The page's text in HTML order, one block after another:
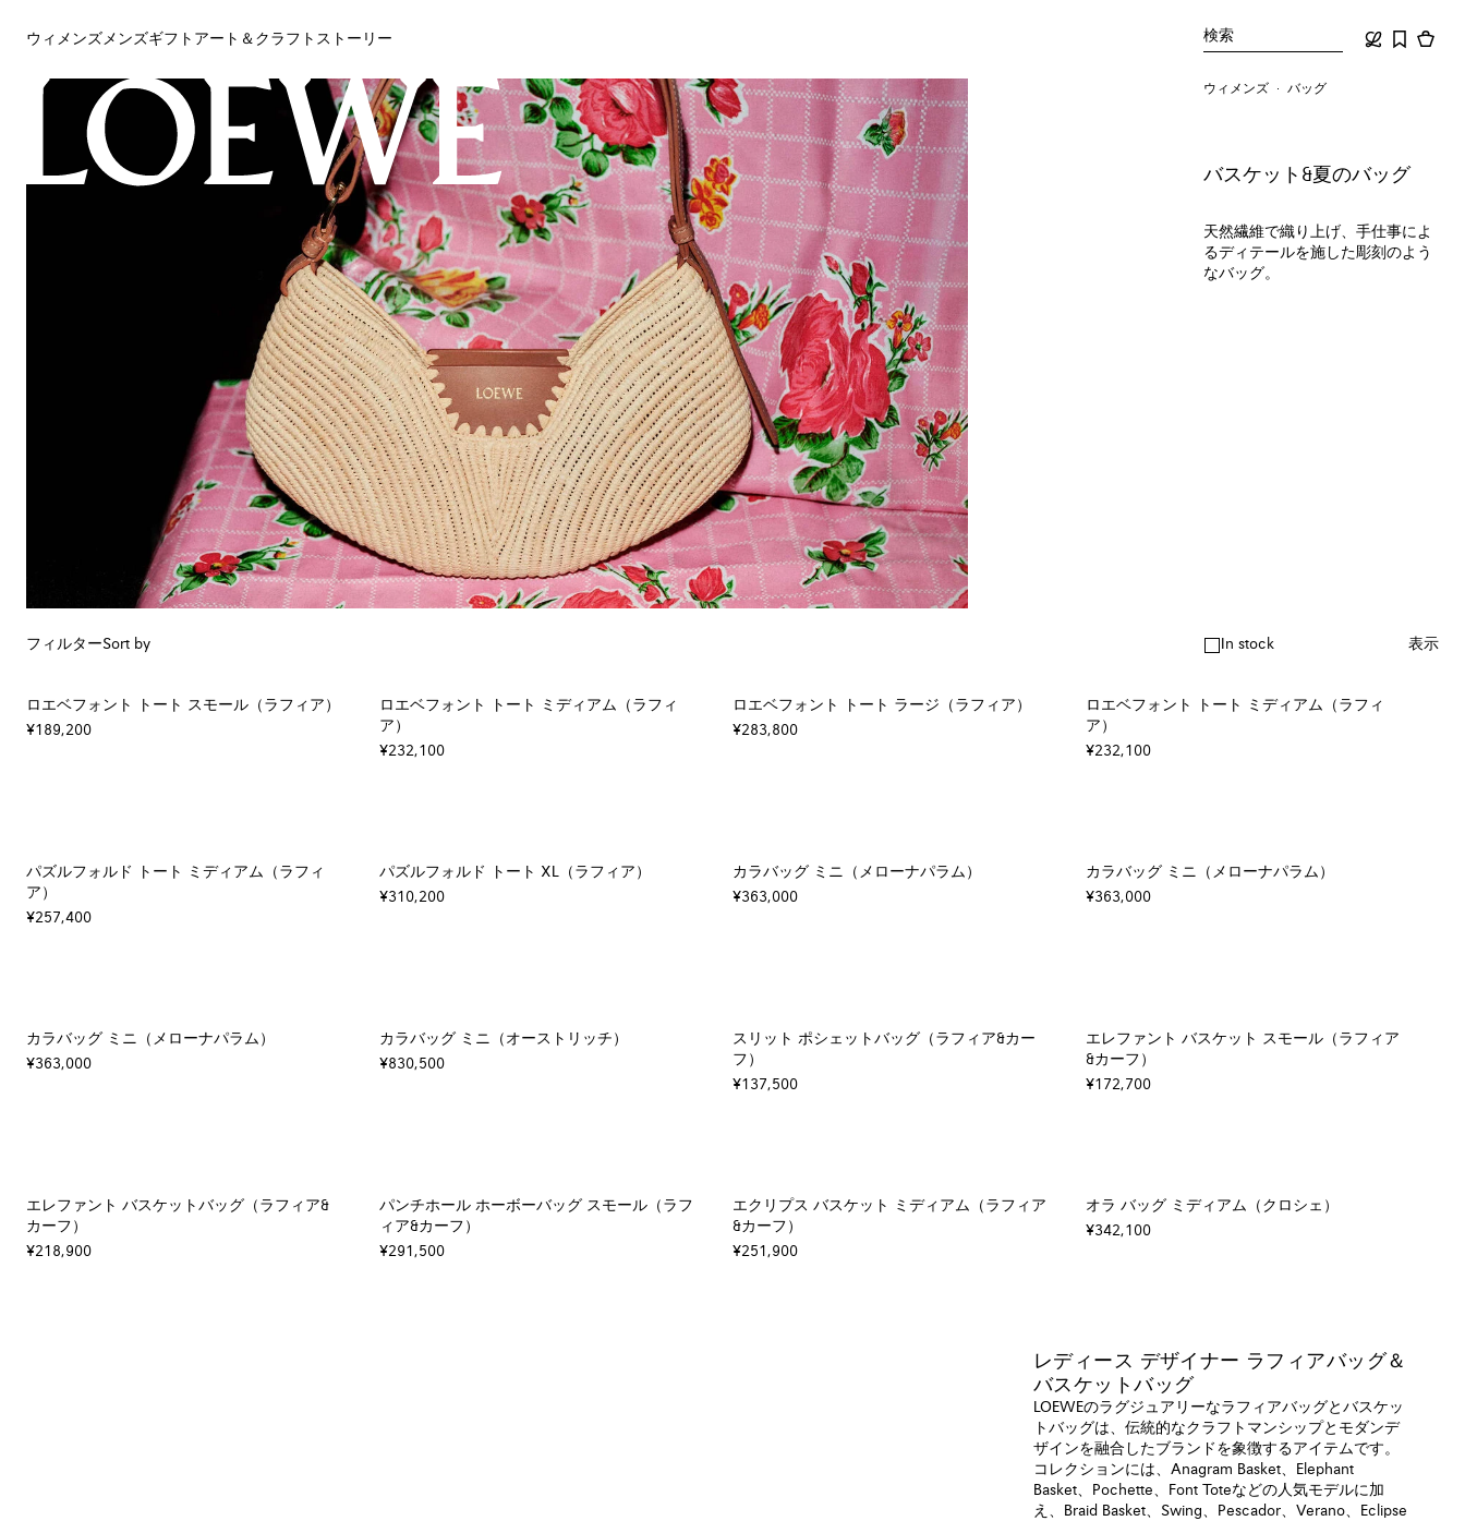
ウィメンズ メンズギフト アート＆クラフト ストーリー 検索
ウィメンズ
アート＆クラフト
ウィメンズ バッグ
バスケット&夏のバッグ
天然繊維で織り上げ、手仕事によ
るディテールを施した彫刻のよう
なバッグ。
フィルターSort by In stock 表示
ロエベフォント トート スモール（ラフィア）
¥189,200
ロエベフォント トート ミディアム（ラフィ
ア）
¥232,100
ロエベフォント トート ラージ（ラフィア）
¥283,800
ロエベフォント トート ミディアム（ラフィ
ア）
¥232,100
パズルフォルド トート ミディアム（ラフィ
ア）
¥257,400
パズルフォルド トート XL（ラフィア）
¥310,200
カラバッグ ミニ（メローナパラム）
¥363,000
カラバッグ ミニ（メローナパラム）
¥363,000
カラバッグ ミニ（メローナパラム）
¥363,000
カラバッグ ミニ（オーストリッチ）
¥830,500
スリット ポシェットバッグ（ラフィア&カー
フ）
¥137,500
エレファント バスケット スモール（ラフィア
&カーフ）
¥172,700
エレファント バスケットバッグ（ラフィア&
カーフ）
¥218,900
パンチホール ホーボーバッグ スモール（ラフ
ィア&カーフ）
¥291,500
エクリプス バスケット ミディアム（ラフィア
&カーフ）
¥251,900
オラ バッグ ミディアム（クロシェ）
¥342,100
レディース デザイナー ラフィアバッグ＆
バスケットバッグ
LOEWEのラグジュアリーなラフィアバッグとバスケッ
トバッグは、伝統的なクラフトマンシップとモダンデ
ザインを融合したブランドを象徴するアイテムです。
コレクションには、Anagram Basket、Elephant
Basket、Pochette、Font Toteなどの人気モデルに加
え、Braid Basket、Swing、Pescador、Verano、Eclipse